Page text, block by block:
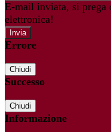
E-mail inviata, si prega
elettronica!
Errore
Chiudi
Successo
Chiudi
Informazione